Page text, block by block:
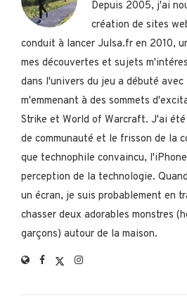
Depuis 2005, j'ai
création de sites
conduit à lancer Julsa.fr en 2010,
mes découvertes et sujets
dans l'univers du jeu a débuté avec
m'emmenant à des sommets
Strike et World of Warcraft. J'ai
de communauté et le frisson de la
que technophile convaincu,
perception de la technologie.
un écran, je suis probablement en
chasser deux adorables monstres
garçons) autour de la maison.